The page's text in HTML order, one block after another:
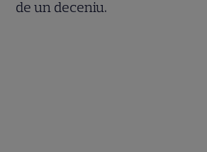
de un deceniu.